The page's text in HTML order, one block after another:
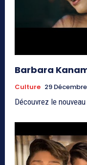
Barbara
Culture 29
Découvrez le